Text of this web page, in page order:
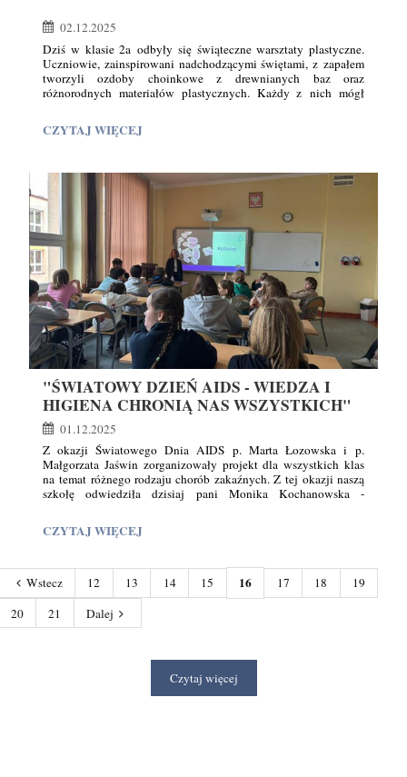
27
02.12.2025
Dziś w klasie 2a odbyły się świąteczne warsztaty plastyczne.
Uczniowie, zainspirowani nadchodzącymi świętami, z zapałem
tworzyli ozdoby choinkowe z drewnianych baz oraz
różnorodnych materiałów plastycznych. Każdy z nich mógł
Atmosfera podczas zajęć była wyjątkowo radosna. Dzieci
Uczniowie chętnie pomagali sobie nawzajem, pokazując, jak
wiele kreatywności i współpracy potrafi się pojawić przy
wspólnym działaniu.
ŚWIĄTECZNE
KL.
IIA:
CZYTAJ WIĘCEJ
"ŚWIATOWY DZIEŃ AIDS - WIEDZA I
HIGIENA CHRONIĄ NAS WSZYSTKICH"
01.12.2025
Z okazji Światowego Dnia AIDS p. Marta Łozowska i p.
Małgorzata Jaświn zorganizowały projekt dla wszystkich klas
na temat różnego rodzaju chorób zakaźnych. Z tej okazji naszą
szkołę odwiedziła dzisiaj pani Monika Kochanowska -
Pod hasłem „Światowy Dzień AIDS – wiedza i higiena chronią
o swoje zdrowie i unikać nieproszonych „gości” w naszym
organizmie - czyli zarazków.
"ŚWIATOWY
AIDS
-
WIEDZA
CZYTAJ WIĘCEJ
Wstecz 12 13 14 15 16 17 18
19
20
21 Dalej
Czytaj więcej